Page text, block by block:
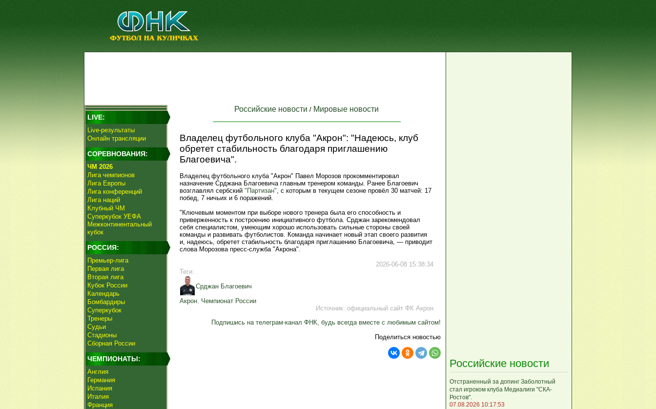
LIVE:
Live-результаты
Онлайн трансляции
СОРЕВНОВАНИЯ:
ЧМ 2026
Лига чемпионов
Лига Европы
Лига конференций
Лига наций
Клубный ЧМ
Суперкубок УЕФА
Межконтинентальный
кубок
РОССИЯ:
Премьер-лига
Первая лига
Вторая лига
Кубок России
Календарь
Бомбардиры
Суперкубок
Тренеры
Судьи
Стадионы
Сборная России
ЧЕМПИОНАТЫ:
Англия
Германия
Испания
Италия
Франция
Российские новости / Мировые новости
Владелец футбольного клуба "Акрон": "Надеюсь, клуб
обретет стабильность благодаря приглашению
Благоевича".
Владелец футбольного клуба "Акрон" Павел Морозов прокомментировал
назначение Срджана Благоевича главным тренером команды. Ранее Благоевич
возглавлял сербский "Партизан", с которым в текущем сезоне провёл 30 матчей: 17
побед, 7 ничьих и 6 поражений.
"Ключевым моментом при выборе нового тренера была его способность и
приверженность к построению инициативного футбола. Срджан зарекомендовал
себя специалистом, умеющим хорошо использовать сильные стороны своей
команды и развивать футболистов. Команда начинает новый этап своего развития
и, надеюсь, обретет стабильность благодаря приглашению Благоевича, — приводит
слова Морозова пресс‑служба "Акрона".
2026-06-08 15:38:34
Теги:
Срджан Благоевич
Акрон, Чемпионат России
Источник: официальный сайт ФК Акрон
Подпишись на телеграм-канал ФНК, будь всегда вместе с любимым сайтом!
Поделиться новостью
Российские новости
Отстраненный за допинг Заболотный
стал игроком клуба Медиалиги "СКА-
Ростов".
07.08.2026 10:17:53